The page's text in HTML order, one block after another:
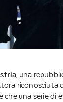
, una
riconosciuta
che una serie di